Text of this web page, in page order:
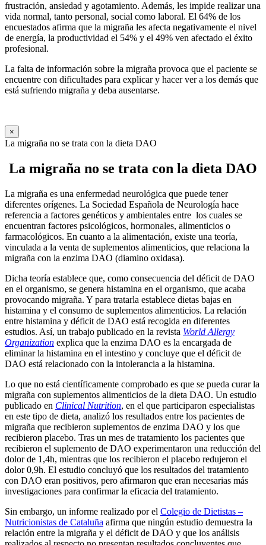
frustración, ansiedad y agotamiento. Además, les impide realizar una
vida normal, tanto personal, social como laboral. El 64% de los
encuestados afirma que la migraña les afecta negativamente el nivel
de energía, la productividad el 54% y el 49% ven afectado el éxito
profesional.
La falta de información sobre la migraña provoca que el paciente se
encuentre con dificultades para explicar y hacer ver a los demás que
está sufriendo migraña y deba ausentarse.
×
La migraña no se trata con la dieta DAO
La migraña no se trata con la dieta DAO
La migraña es una enfermedad neurológica que puede tener
diferentes orígenes. La Sociedad Española de Neurología hace
referencia a factores genéticos y ambientales entre los cuales se
encuentran factores psicológicos, hormonales, alimenticios o
farmacológicos. En cuanto a la alimentación, existe una teoría,
vinculada a la venta de suplementos alimenticios, que relaciona la
migraña con la enzima DAO (diamino oxidasa).
Dicha teoría establece que, como consecuencia del déficit de DAO
en el organismo, se genera histamina en el organismo, que acaba
provocando migraña. Y para tratarla establece dietas bajas en
histamina y el consumo de suplementos alimenticios. La relación
entre histamina y déficit de DAO está recogida en diferentes
estudios. Así, un trabajo publicado en la revista World Allergy
Organization explica que la enzima DAO es la encargada de
eliminar la histamina en el intestino y concluye que el déficit de
DAO está relacionado con la intolerancia a la histamina.
Lo que no está científicamente comprobado es que se pueda curar la
migraña con suplementos alimenticios de la dieta DAO. Un estudio
publicado en Clinical Nutrition, en el que participaron especialistas
en este tipo de dieta, analizó los resultados entre los pacientes de
migraña que recibieron suplementos de enzima DAO y los que
recibieron placebo. Tras un mes de tratamiento los pacientes que
recibieron el suplemento de DAO experimentaron una reducción del
dolor de 1,4h, mientras que los recibieron el placebo redujeron el
dolor 0,9h. El estudio concluyó que los resultados del tratamiento
con DAO eran positivos, pero afirmaron que eran necesarias más
investigaciones para confirmar la eficacia del tratamiento.
Sin embargo, un informe realizado por el Colegio de Dietistas –
Nutricionistas de Cataluña afirma que ningún estudio demuestra la
relación entre la migraña y el déficit de DAO y que los análisis